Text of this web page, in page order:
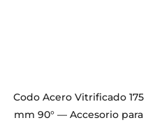
Codo Acero Vitrificado 175
mm 90° — Accesorio para